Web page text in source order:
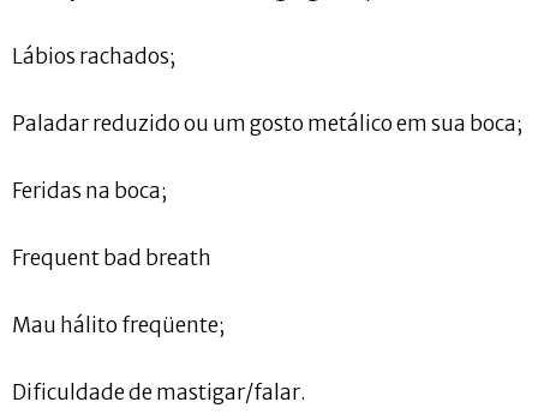
Lábios rachados;
Paladar reduzido ou um gosto metálico em sua boca;
Feridas na boca;
Frequent bad breath
Mau hálito freqüente;
Dificuldade de mastigar/falar.